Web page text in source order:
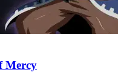
Mercy